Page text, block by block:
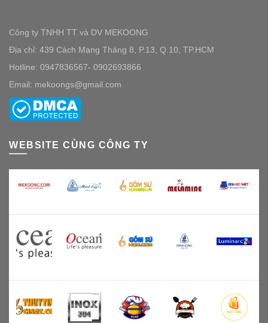
Công ty TNHH TT và DV MEKOONG
Địa chỉ: 439 Cách Mạng Tháng 8, P.13, Q.10, TP.HCM
Hotline: 0947836567- 0902693866
Email: mekoongs@gmail.com
WEBSITE CÙNG CÔNG TY